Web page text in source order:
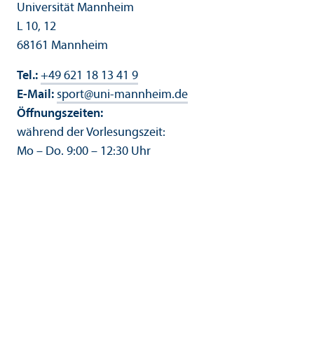
Universität Mannheim
L 10, 12
68161 Mannheim
Tel.: +49 621 18 13 41 9
E-Mail: sport@uni-mannheim.de
Öffnungs­zeiten:
während der Vorlesungs­zeit:
Mo – Do. 9:00 – 12:30 Uhr